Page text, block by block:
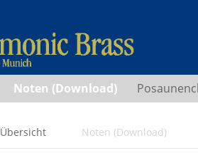
Noten (Download)
Übersicht Noten (Download)